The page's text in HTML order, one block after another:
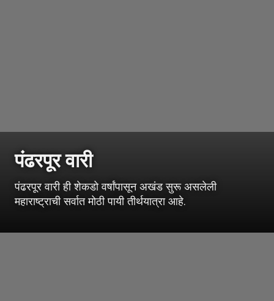
पंढरपूर वारी
पंढरपूर वारी ही शेकडो वर्षांपासून अखंड सुरू असलेली
महाराष्ट्राची सर्वात मोठी पायी तीर्थयात्रा आहे.